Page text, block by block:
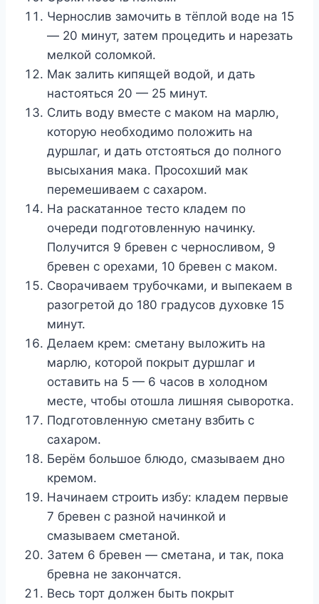
Чернослив замочить в тёплой воде на 15
— 20 минут, затем процедить и нарезать
мелкой соломкой.
Мак залить кипящей водой, и дать
настояться 20 — 25 минут.
Слить воду вместе с маком на марлю,
которую необходимо положить на
дуршлаг, и дать отстояться до полного
высыхания мака. Просохший мак
перемешиваем с сахаром.
На раскатанное тесто кладем по
очереди подготовленную начинку.
Получится 9 бревен с черносливом, 9
бревен с орехами, 10 бревен с маком.
Сворачиваем трубочками, и выпекаем в
разогретой до 180 градусов духовке 15
минут.
Делаем крем: сметану выложить на
марлю, которой покрыт дуршлаг и
оставить на 5 — 6 часов в холодном
месте, чтобы отошла лишняя сыворотка.
Подготовленную сметану взбить с
сахаром.
Берём большое блюдо, смазываем дно
кремом.
Начинаем строить избу: кладем первые
7 бревен с разной начинкой и
смазываем сметаной.
Затем 6 бревен — сметана, и так, пока
бревна не закончатся.
Весь торт должен быть покрыт